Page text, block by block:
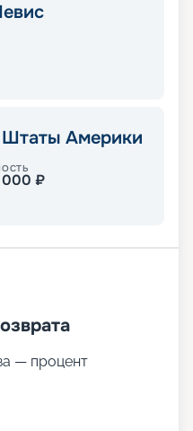
Америки
₽
— процент